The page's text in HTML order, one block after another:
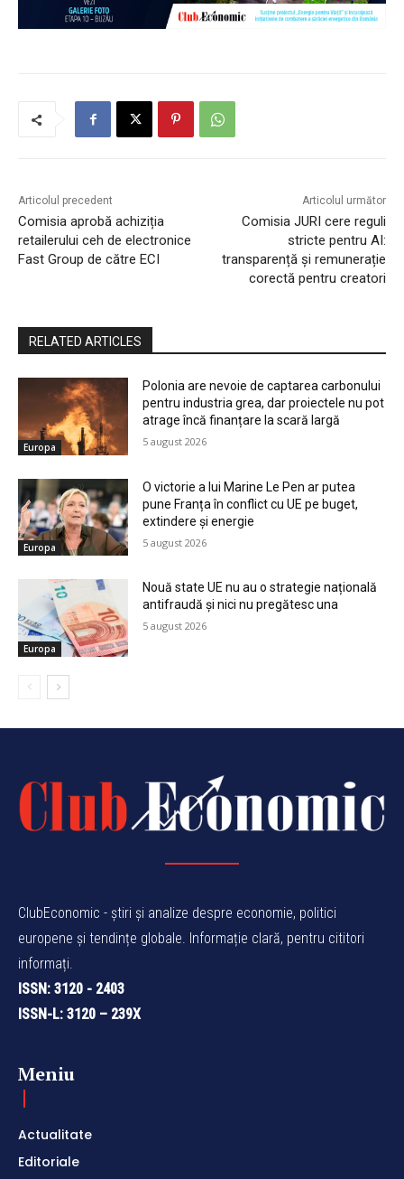
Articolul precedent
Comisia aprobă achiziția
retailerului ceh de electronice
Fast Group de către ECI
Articolul următor
Comisia JURI cere reguli
stricte pentru AI:
transparență și remunerație
corectă pentru creatori
RELATED ARTICLES
Europa
Polonia are nevoie de captarea carbonului
pentru industria grea, dar proiectele nu pot
atrage încă finanțare la scară largă
5 august 2026
Europa
O victorie a lui Marine Le Pen ar putea
pune Franța în conflict cu UE pe buget,
extindere și energie
5 august 2026
Europa
Nouă state UE nu au o strategie națională
antifraudă și nici nu pregătesc una
5 august 2026
ClubEconomic - știri și analize despre economie, politici
europene și tendințe globale. Informație clară, pentru cititori
informați.
ISSN: 3120 - 2403
ISSN-L: 3120 – 239X
Meniu
Actualitate
Editoriale